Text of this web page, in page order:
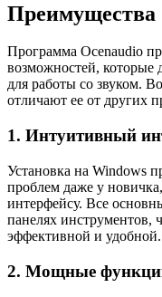
Преимущества
Программа Ocenaudio
возможностей, которые
для работы со звуком.
отличают ее от других
1. Интуитивный
Установка на Windows
проблем даже у
интерфейсу. Все
панелях инструментов,
эффективной и удобной.
2. Мощные